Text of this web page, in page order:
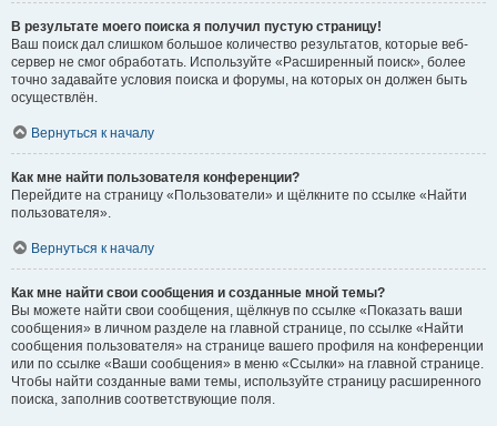
В результате моего поиска я получил пустую страницу!
Ваш поиск дал слишком большое количество результатов, которые веб-
сервер не смог обработать. Используйте «Расширенный поиск», более
точно задавайте условия поиска и форумы, на которых он должен быть
осуществлён.
Вернуться к началу
Как мне найти пользователя конференции?
Перейдите на страницу «Пользователи» и щёлкните по ссылке «Найти
пользователя».
Вернуться к началу
Как мне найти свои сообщения и созданные мной темы?
Вы можете найти свои сообщения, щёлкнув по ссылке «Показать ваши
сообщения» в личном разделе на главной странице, по ссылке «Найти
сообщения пользователя» на странице вашего профиля на конференции
или по ссылке «Ваши сообщения» в меню «Ссылки» на главной странице.
Чтобы найти созданные вами темы, используйте страницу расширенного
поиска, заполнив соответствующие поля.